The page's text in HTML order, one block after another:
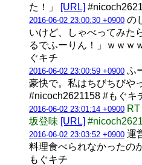
た！」
[URL]
2016-06-02 23:00:30 +0900 の
いけど、しゃべってみた
るでふーりん！」ｗｗｗ
ぐキチ
2016-06-02 23:00:59 +0900 ふ
豪快で。私はちびちびや
#nicoch2621158 #もぐキ
2016-06-02 23:01:14 +0900
坂登味 [URL]
2016-06-02 23:03:52 +0900 運
料理食べられなかったの
もぐキチ